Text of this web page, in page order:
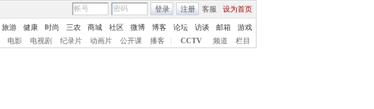
客服 设为首页
登录 注册
旅游 健康 时尚 三农 商城 社区 微博 博客 论坛 访谈 邮箱
游戏
电影 电视剧 纪录片 动画片 公开课 播客 CCTV 频道 栏目